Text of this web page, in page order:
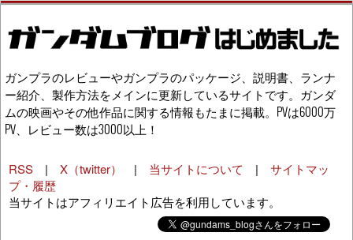
ガンプラのレビューやガンプラのパッケージ、説明書、ランナ
ー紹介、製作方法をメインに更新しているサイトです。ガンダ
ムの映画やその他作品に関する情報もたまに掲載。PVは6000万
PV、レビュー数は3000以上！
RSS | X（twitter） | 当サイトについて | サイトマッ
プ・履歴
当サイトはアフィリエイト広告を利用しています。